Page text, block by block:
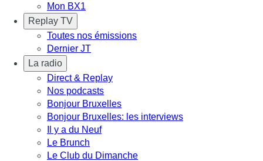
Mon BX1
Replay TV
Toutes nos émissions
Dernier JT
La radio
Direct & Replay
Nos podcasts
Bonjour Bruxelles
Bonjour Bruxelles: les interviews
Il y a du Neuf
Le Brunch
Le Club du Dimanche